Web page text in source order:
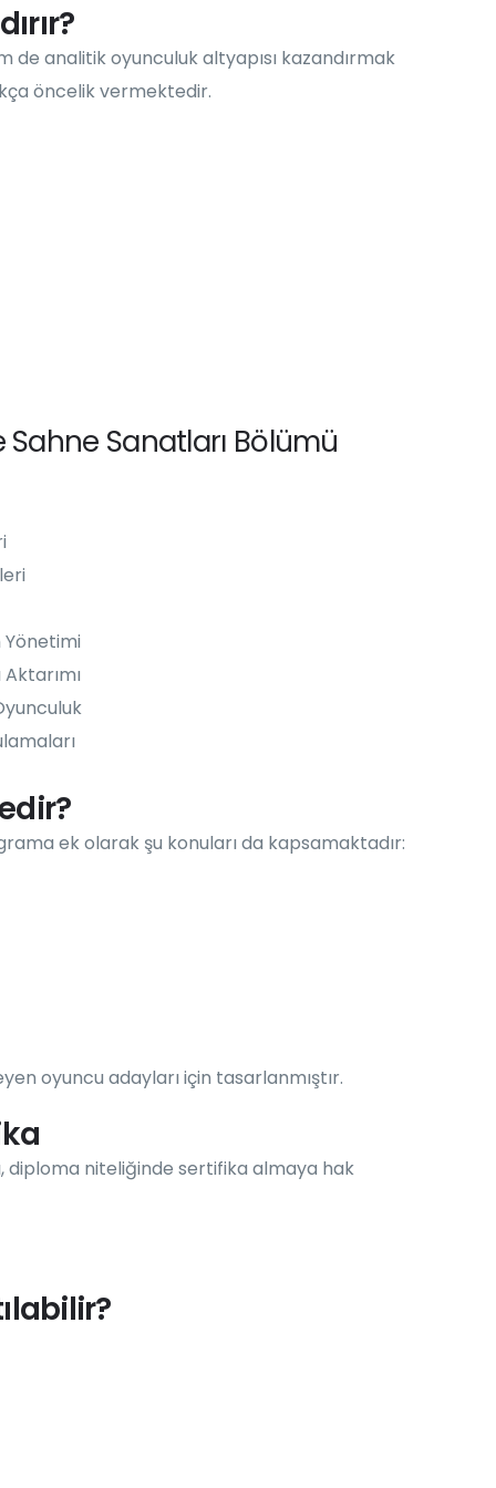
analitik oyunculuk altyapısı kazandırmak
öncelik vermektedir.
Sanatları Bölümü
Yönetimi
ek olarak şu konuları da kapsamaktadır:
oyuncu adayları için tasarlanmıştır.
diploma niteliğinde sertifika almaya hak